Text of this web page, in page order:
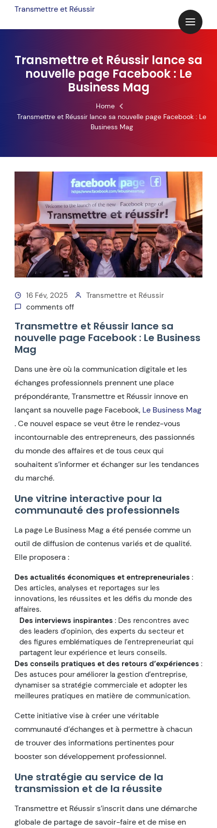
content
Transmettre et Réussir
Transmettre et Réussir lance sa
nouvelle page Facebook : Le
Business Mag
Home
Transmettre et Réussir lance sa nouvelle page Facebook : Le
Business Mag
16 Fév, 2025
Transmettre et Réussir
comments off
Transmettre et Réussir lance sa
nouvelle page Facebook : Le Business
Mag
Dans une ère où la communication digitale et les
échanges professionnels prennent une place
prépondérante, Transmettre et Réussir innove en
lançant sa nouvelle page Facebook, Le Business Mag
. Ce nouvel espace se veut être le rendez-vous
incontournable des entrepreneurs, des passionnés
du monde des affaires et de tous ceux qui
souhaitent s’informer et échanger sur les tendances
du marché.
Une vitrine interactive pour la
communauté des professionnels
La page Le Business Mag a été pensée comme un
outil de diffusion de contenus variés et de qualité.
Elle proposera :
Des actualités économiques et entrepreneuriales :
Des articles, analyses et reportages sur les
innovations, les réussites et les défis du monde des
affaires.
Des interviews inspirantes : Des rencontres avec
des leaders d’opinion, des experts du secteur et
des figures emblématiques de l’entrepreneuriat qui
partagent leur expérience et leurs conseils.
Des conseils pratiques et des retours d’expériences :
Des astuces pour améliorer la gestion d’entreprise,
dynamiser sa stratégie commerciale et adopter les
meilleures pratiques en matière de communication.
Cette initiative vise à créer une véritable
communauté d’échanges et à permettre à chacun
de trouver des informations pertinentes pour
booster son développement professionnel.
Une stratégie au service de la
transmission et de la réussite
Transmettre et Réussir s’inscrit dans une démarche
globale de partage de savoir-faire et de mise en